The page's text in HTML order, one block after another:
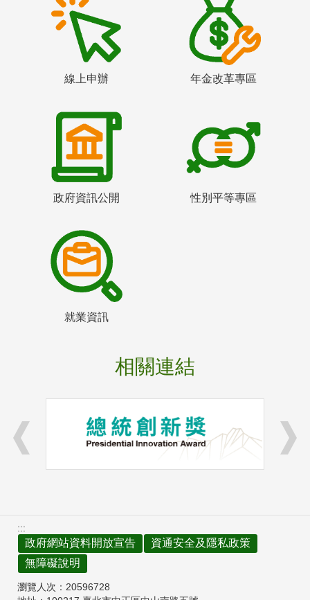
線上申辦 年金改革專區
政府資訊公開 性別平等專區
就業資訊
相關連結
:::
政府網站資料開放宣告
資通安全及隱私政策
無障礙說明
瀏覽人次： 20596728